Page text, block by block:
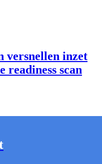
versnellen inzet
readiness scan